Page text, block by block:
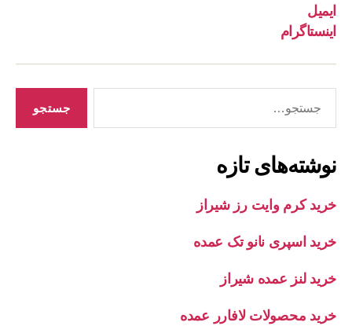
ایمیل
اینستاگرام
نوشته‌های تازه
خرید کرم وایت رز شیراز
خرید اسپری نانو تک عمده
خرید لنز عمده شیراز
خرید محصولات لافارر عمده